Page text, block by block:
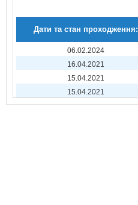
Дати та стан проходження:
06.02.2024
16.04.2021
15.04.2021
15.04.2021